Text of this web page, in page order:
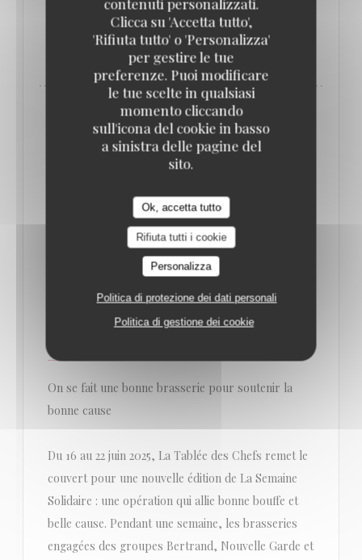
contenuti personalizzati.
Clicca su 'Accetta tutto',
'Rifiuta tutto' o 'Personalizza'
per gestire le tue
preferenze. Puoi modificare
le tue scelte in qualsiasi
momento cliccando
sull'icona del cookie in basso
a sinistra delle pagine del
sito.
Ok, accetta tutto
Rifiuta tutti i cookie
Personalizza
Politica di protezione dei dati personali
Politica di gestione dei cookie
LEGGI L'ARTICOLO((APRE UNA NUOVA FINESTRA))
QUE FAIRE À PARIS CETTE SEMAINE ? (16-
22 JUIN) // LE BONBON
On se fait une bonne brasserie pour soutenir la
bonne cause
Du 16 au 22 juin 2025, La Tablée des Chefs remet le
couvert pour une nouvelle édition de La Semaine
Solidaire : une opération qui allie bonne bouffe et
belle cause. Pendant une semaine, les brasseries
engagées des groupes Bertrand, Nouvelle Garde et